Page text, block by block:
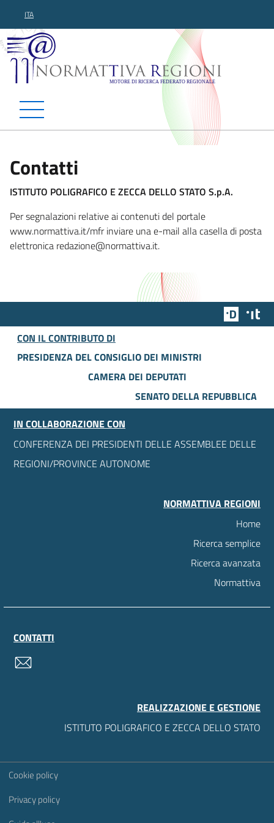
ITA
Normattiva Regioni -
Contatti
ISTITUTO POLIGRAFICO E ZECCA DELLO STATO S.p.A.
Per segnalazioni relative ai contenuti del portale
www.normattiva.it/mfr inviare una e-mail alla casella di posta
elettronica redazione@normattiva.it.
Team
CON IL CONTRIBUTO DI
PRESIDENZA DEL CONSIGLIO DEI MINISTRI
CAMERA DEI DEPUTATI
SENATO DELLA REPUBBLICA
IN COLLABORAZIONE CON
CONFERENZA DEI PRESIDENTI DELLE ASSEMBLEE DELLE
REGIONI/PROVINCE AUTONOME
NORMATTIVA REGIONI
Home
Ricerca semplice
Ricerca avanzata
Normattiva
CONTATTI
REALIZZAZIONE E GESTIONE
ISTITUTO POLIGRAFICO E ZECCA DELLO STATO
Sezione Link Utili
Cookie policy
Privacy policy